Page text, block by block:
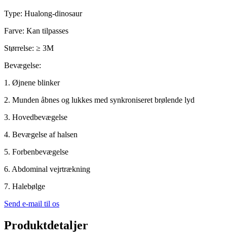
Type: Hualong-dinosaur
Farve: Kan tilpasses
Størrelse: ≥ 3M
Bevægelse:
1. Øjnene blinker
2. Munden åbnes og lukkes med synkroniseret brølende lyd
3. Hovedbevægelse
4. Bevægelse af halsen
5. Forbenbevægelse
6. Abdominal vejrtrækning
7. Halebølge
Send e-mail til os
Produktdetaljer